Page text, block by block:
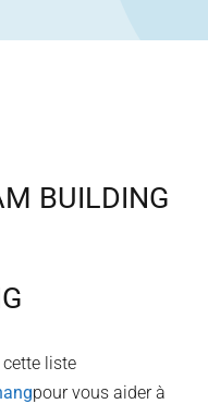
BUILDING
liste
pour vous aider à